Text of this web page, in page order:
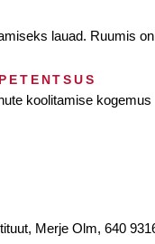
lauad. Ruumis
koolitamise kogemus
Merje Olm, 640